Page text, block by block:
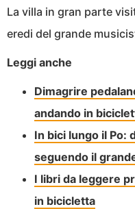
La villa in gran parte
eredi del grande
Leggi anche
Dimagrire
andando in
In bici lungo il Po:
seguendo il
I libri da leggere
in bicicletta